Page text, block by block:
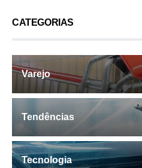
CATEGORIAS
Varejo
Tendências
Tecnologia